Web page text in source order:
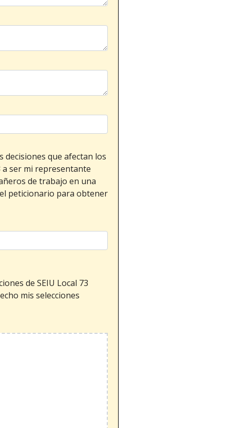
decisiones que afectan los
a ser mi representante
de trabajo en una
peticionario para obtener
de SEIU Local 73
mis selecciones